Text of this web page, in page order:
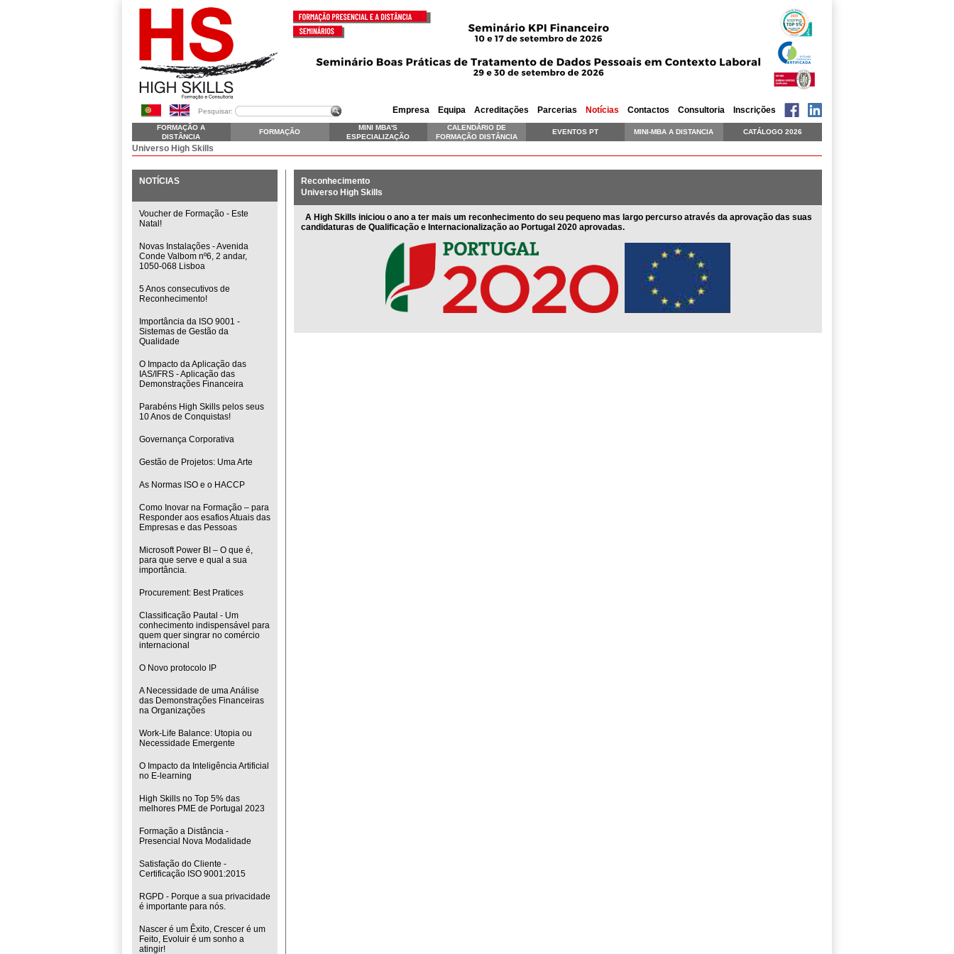
Pesquisar: Empresa Equipa Acreditações Parcerias Notícias Contactos Consultoria Inscrições
FORMAÇÃO A
DISTÂNCIA
FORMAÇÃO
MINI MBA'S
ESPECIALIZAÇÃO
CALENDÁRIO DE
FORMAÇÃO DISTÂNCIA
EVENTOS PT MINI-MBA A DISTANCIA CATÁLOGO 2026
Universo High Skills
NOTÍCIAS
Voucher de Formação - Este
Natal!
Novas Instalações - Avenida
Conde Valbom nº6, 2 andar,
1050-068 Lisboa
5 Anos consecutivos de
Reconhecimento!
Importância da ISO 9001 -
Sistemas de Gestão da
Qualidade
O Impacto da Aplicação das
IAS/IFRS - Aplicação das
Demonstrações Financeira
Parabéns High Skills pelos seus
10 Anos de Conquistas!
Governança Corporativa
Gestão de Projetos: Uma Arte
As Normas ISO e o HACCP
Como Inovar na Formação – para
Responder aos esafios Atuais das
Empresas e das Pessoas
Microsoft Power BI – O que é,
para que serve e qual a sua
importância.
Procurement: Best Pratices
Classificação Pautal - Um
conhecimento indispensável para
quem quer singrar no comércio
internacional
O Novo protocolo IP
A Necessidade de uma Análise
das Demonstrações Financeiras
na Organizações
Work-Life Balance: Utopia ou
Necessidade Emergente
O Impacto da Inteligência Artificial
no E-learning
High Skills no Top 5% das
melhores PME de Portugal 2023
Formação a Distância -
Presencial Nova Modalidade
Satisfação do Cliente -
Certificação ISO 9001:2015
RGPD - Porque a sua privacidade
é importante para nós.
Nascer é um Êxito, Crescer é um
Feito, Evoluir é um sonho a
atingir!
Reconhecimento
Universo High Skills
A High Skills iniciou o ano a ter mais um reconhecimento do seu pequeno mas largo percurso através da aprovação das suas
candidaturas de Qualificação e Internacionalização ao Portugal 2020 aprovadas.